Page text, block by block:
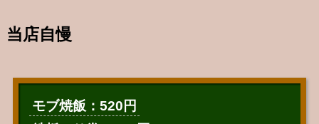
当店自慢
モブ焼飯：520円